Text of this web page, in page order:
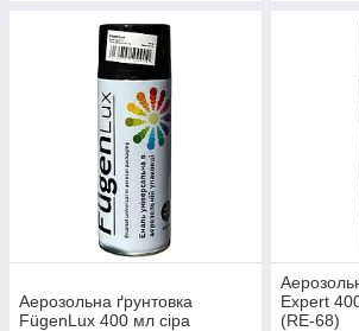
Аерозольна ґрунтовка
FügenLux 400 мл сіра
Expert
(RE-68)